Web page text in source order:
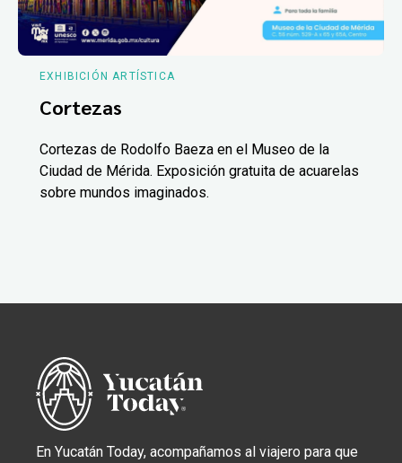
EXHIBICIÓN ARTÍSTICA
Cortezas
Cortezas de Rodolfo Baeza en el Museo de la
Ciudad de Mérida. Exposición gratuita de acuarelas
sobre mundos imaginados.
En Yucatán Today, acompañamos al viajero para que